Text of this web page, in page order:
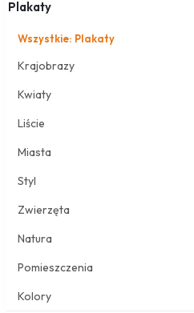
Plakaty
Wszystkie: Plakaty
Krajobrazy
Kwiaty
Liście
Miasta
Styl
Zwierzęta
Natura
Pomieszczenia
Kolory